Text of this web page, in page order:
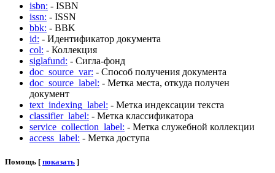
isbn: - ISBN
issn: - ISSN
bbk: - BBK
id: - Идентификатор документа
col: - Коллекция
siglafund: - Сигла-фонд
doc_source_var: - Способ получения документа
doc_source_label: - Метка места, откуда получен
документ
text_indexing_label: - Метка индексации текста
classifier_label: - Метка классификатора
service_collection_label: - Метка служебной коллекции
access_label: - Метка доступа
Помощь [ показать ]